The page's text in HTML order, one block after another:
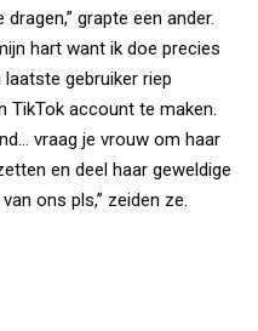
grapte een ander.
hart want ik doe precies
gebruiker riep
TikTok account te maken.
vraag je vrouw om haar
en deel haar geweldige
ons pls,” zeiden ze.